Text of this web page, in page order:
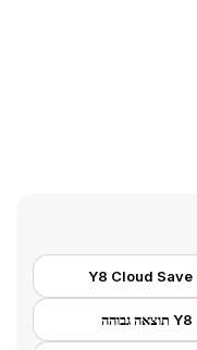
Y8 Cloud Save
Y8 תוצאה גבוהה